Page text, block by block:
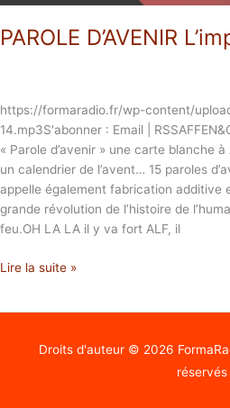
PAROLE D’AVENIR
https://formaradio.fr/wp-content/
14.mp3S'abonner : Email |
« Parole d’avenir » une carte blanche
un calendrier de l’avent… 15 paroles
appelle également fabrication additive
grande révolution de l’histoire de
feu.OH LA LA il y va fort ALF, il
Lire la suite »
Droits d'auteur © 2026
réservés